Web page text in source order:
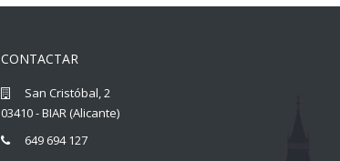
CONTACTAR
San Cristóbal, 2
03410 - BIAR (Alicante)
649 694 127